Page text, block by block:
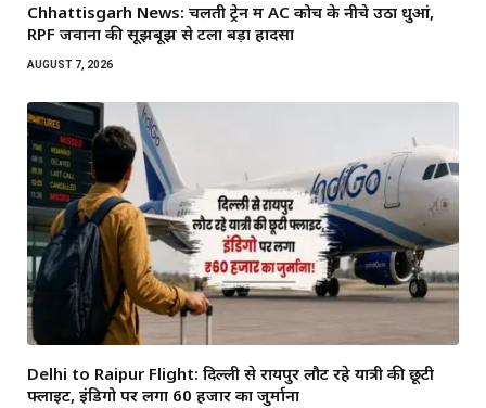
Chhattisgarh News: चलती ट्रेन में AC कोच के नीचे उठा धुआं,
RPF जवानों की सूझबूझ से टला बड़ा हादसा
AUGUST 7, 2026
Delhi to Raipur Flight: दिल्ली से रायपुर लौट रहे यात्री की छूटी
फ्लाइट, इंडिगो पर लगा 60 हजार का जुर्माना